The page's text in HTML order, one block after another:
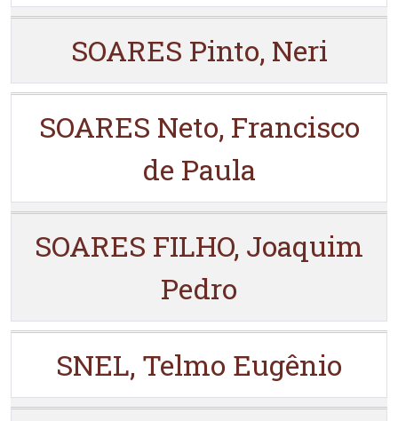
SOARES Pinto, Neri
SOARES Neto, Francisco
de Paula
SOARES FILHO, Joaquim
Pedro
SNEL, Telmo Eugênio